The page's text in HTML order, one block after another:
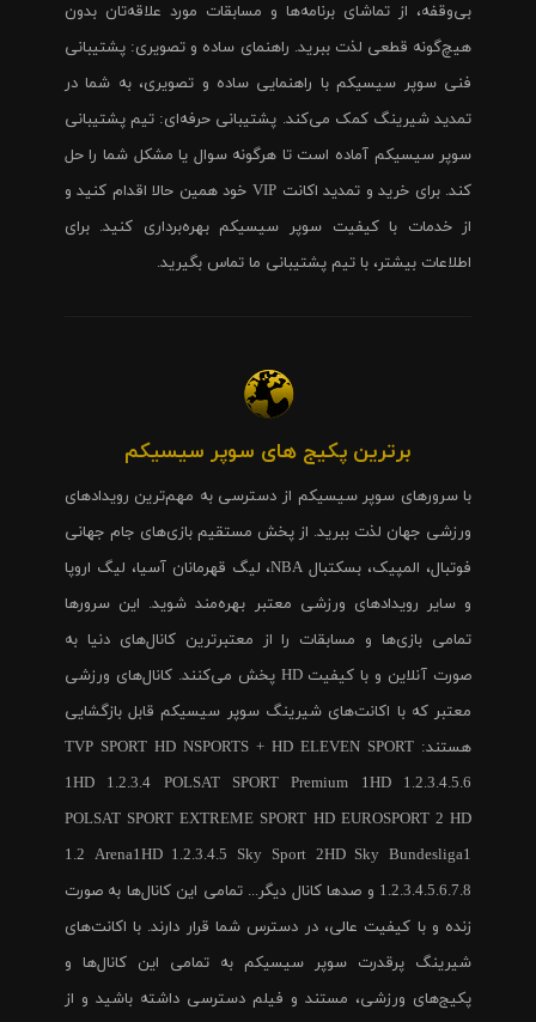
بی‌وقفه، از تماشای برنامه‌ها و مسابقات مورد علاقه‌تان بدون
هیچ‌گونه قطعی لذت ببرید. راهنمای ساده و تصویری: پشتیبانی
فنی سوپر سیسیکم با راهنمایی ساده و تصویری، به شما در
تمدید شیرینگ کمک می‌کند. پشتیبانی حرفه‌ای: تیم پشتیبانی
سوپر سیسیکم آماده است تا هرگونه سوال یا مشکل شما را حل
کند. برای خرید و تمدید اکانت VIP خود همین حالا اقدام کنید و
از خدمات با کیفیت سوپر سیسیکم بهره‌برداری کنید. برای
اطلاعات بیشتر، با تیم پشتیبانی ما تماس بگیرید.
برترین پکیج های سوپر سیسیکم
با سرورهای سوپر سیسیکم از دسترسی به مهم‌ترین رویدادهای
ورزشی جهان لذت ببرید. از پخش مستقیم بازی‌های جام جهانی
فوتبال، المپیک، بسکتبال NBA، لیگ قهرمانان آسیا، لیگ اروپا
و سایر رویدادهای ورزشی معتبر بهره‌مند شوید. این سرورها
تمامی بازی‌ها و مسابقات را از معتبرترین کانال‌های دنیا به
صورت آنلاین و با کیفیت HD پخش می‌کنند. کانال‌های ورزشی
معتبر که با اکانت‌های شیرینگ سوپر سیسیکم قابل بازگشایی
هستند: TVP SPORT HD NSPORTS + HD ELEVEN SPORT
1HD 1.2.3.4 POLSAT SPORT Premium 1HD 1.2.3.4.5.6
POLSAT SPORT EXTREME SPORT HD EUROSPORT 2 HD
1.2 Arena1HD 1.2.3.4.5 Sky Sport 2HD Sky Bundesliga1
1.2.3.4.5.6.7.8 و صدها کانال دیگر... تمامی این کانال‌ها به صورت
زنده و با کیفیت عالی، در دسترس شما قرار دارند. با اکانت‌های
شیرینگ پرقدرت سوپر سیسیکم به تمامی این کانال‌ها و
پکیج‌های ورزشی، مستند و فیلم دسترسی داشته باشید و از